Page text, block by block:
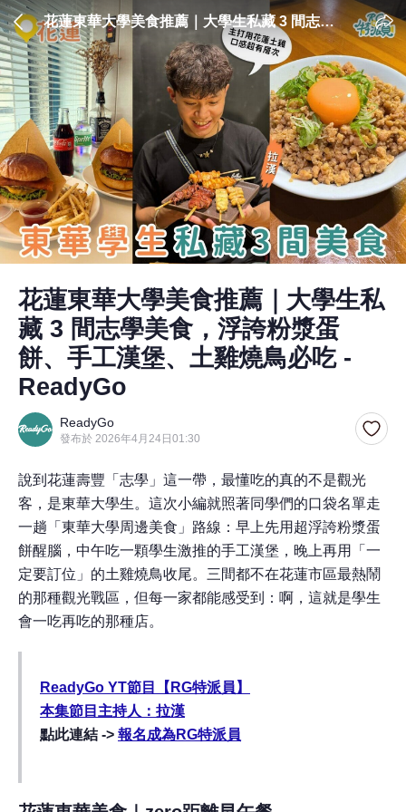
花蓮東華大學美食推薦｜大學生私藏 3 間志學
美食，浮誇粉漿蛋餅、手工漢堡、土雞燒鳥必
吃 - ReadyGo
花蓮東華大學美食推薦｜大學生私
藏 3 間志學美食，浮誇粉漿蛋
餅、手工漢堡、土雞燒鳥必吃 -
ReadyGo
ReadyGo
發布於 2026年4月24日01:30
說到花蓮壽豐「志學」這一帶，最懂吃的真的不是觀光
客，是東華大學生。這次小編就照著同學們的口袋名單走
一趟「東華大學周邊美食」路線：早上先用超浮誇粉漿蛋
餅醒腦，中午吃一顆學生激推的手工漢堡，晚上再用「一
定要訂位」的土雞燒鳥收尾。三間都不在花蓮市區最熱鬧
的那種觀光戰區，但每一家都能感受到：啊，這就是學生
會一吃再吃的那種店。
ReadyGo YT節目【RG特派員】
本集節目主持人：拉漢
點此連結 -> 報名成為RG特派員